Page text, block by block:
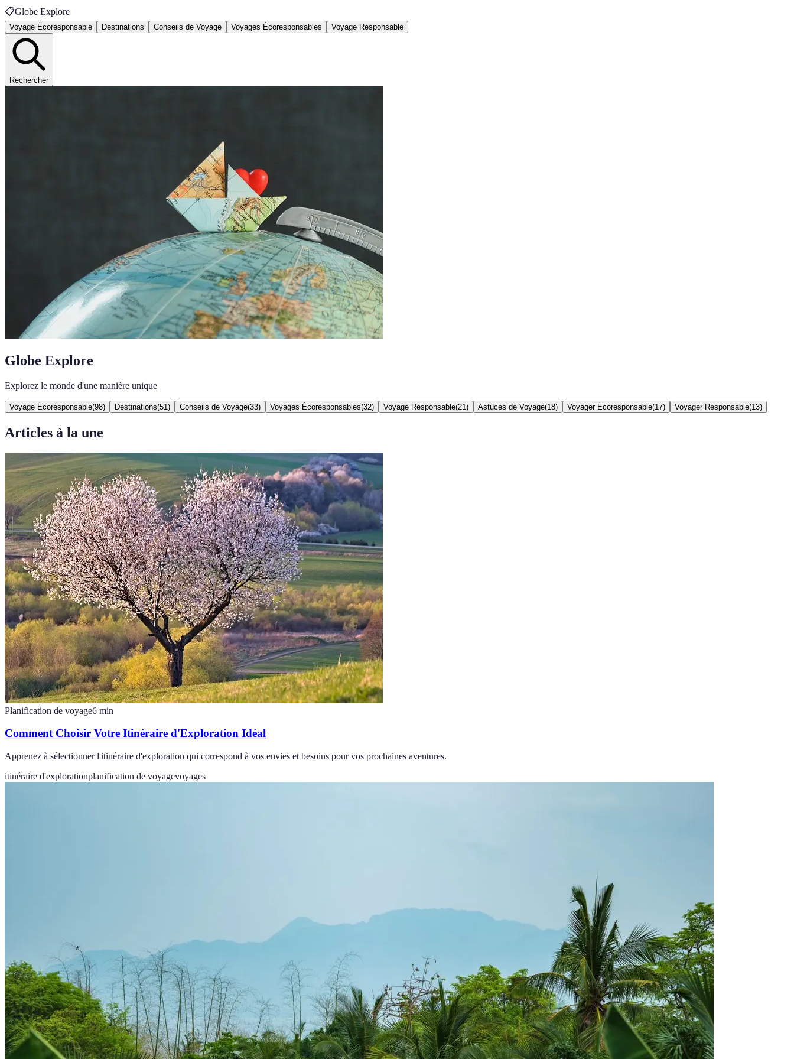
📋Globe Explore
Voyage Écoresponsable Destinations Conseils de Voyage Voyages Écoresponsables Voyage Responsable
Rechercher
Globe Explore
Explorez le monde d'une manière unique
Voyage Écoresponsable(98) Destinations(51 ) Conseils de Voyage(33) Voyages Écoresponsables(32) Voyage Responsable(21 ) Astuces de Voyage(18) Voyager Écoresponsable(17) Voyager Responsable(13)
Articles à la une
Planification de voyage6 min
Comment Choisir Votre Itinéraire d'Exploration Idéal
Apprenez à sélectionner l'itinéraire d'exploration qui correspond à vos envies et besoins pour vos prochaines aventures.
itinéraire d'explorationplanification de voyagevoyages